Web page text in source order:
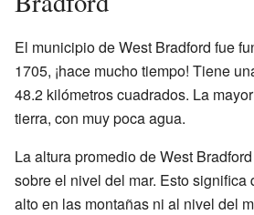
El municipio de West Bradford fue
1705, ¡hace mucho tiempo! Tiene
48.2 kilómetros cuadrados. La
tierra, con muy poca agua.
La altura promedio de West
sobre el nivel del mar. Esto significa
alto en las montañas ni al nivel del